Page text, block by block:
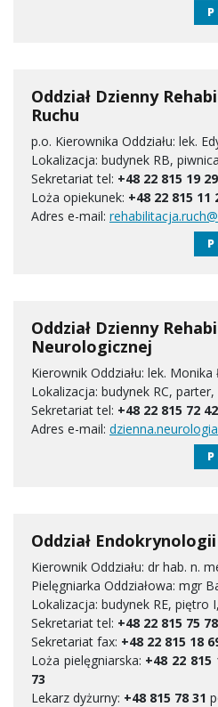
Oddział Dzienny
Ruchu
p.o. Kierownika Oddziału: lek.
Lokalizacja: budynek RB,
Sekretariat tel: +48 22 815 19 29
Loża opiekunek: +48 22 815 11
Adres e-mail:
Oddział Dzienny
Neurologicznej
Kierownik Oddziału: lek. Monika
Lokalizacja: budynek RC,
Sekretariat tel: +48 22 815 72 42
Adres e-mail:
Oddział Endokrynologii
Kierownik Oddziału: dr hab. n.
Pielęgniarka Oddziałowa: mgr
Lokalizacja: budynek RE, piętro
Sekretariat tel: +48 22 815 75 78
Sekretariat fax: +48 22 815 18
Loża pielęgniarska: +48 22 815
73
Lekarz dyżurny: +48 815 78 31